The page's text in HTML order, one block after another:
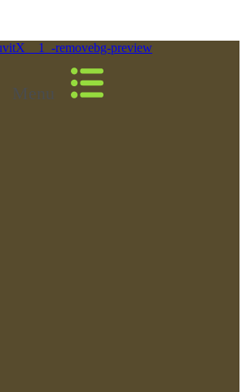
Menu